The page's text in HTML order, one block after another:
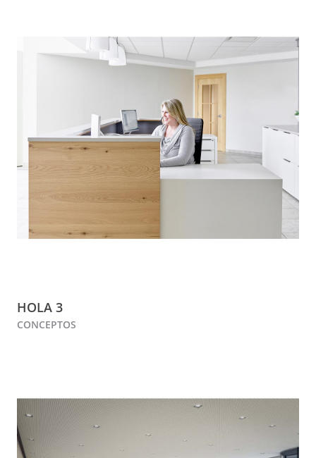
HOLA 3
CONCEPTOS